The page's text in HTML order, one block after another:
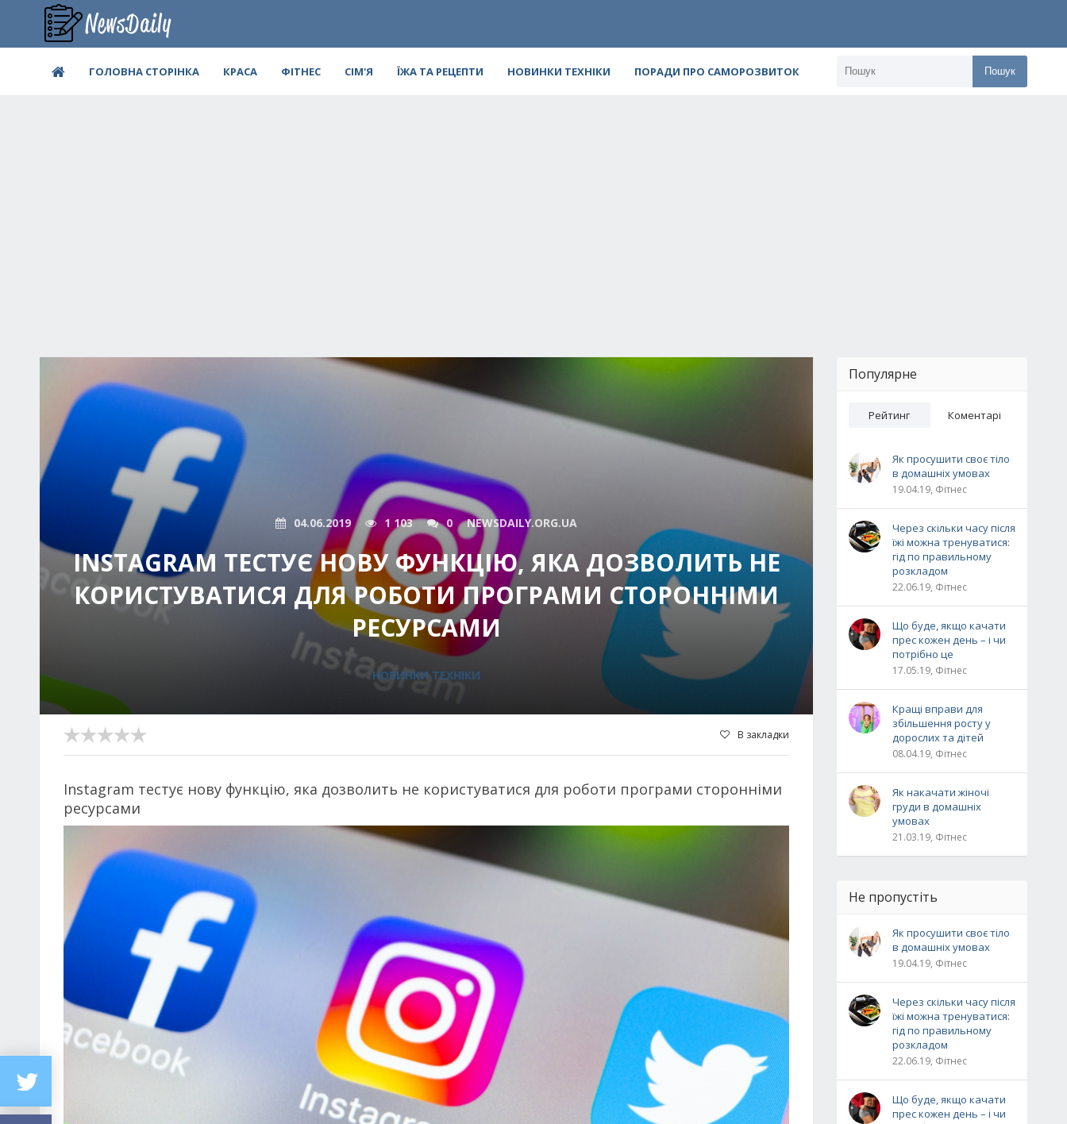
ГОЛОВНА СТОРІНКА КРАСА ФІТНЕС СІМ'Я ЇЖА ТА РЕЦЕПТИ НОВИНКИ ТЕХНІКИ ПОРАДИ ПРО САМОРОЗВИТОК Пошук
04.06.2019 1 103 0 NEWSDAILY.ORG.UA
INSTAGRAM ТЕСТУЄ НОВУ ФУНКЦІЮ, ЯКА ДОЗВОЛИТЬ НЕ
КОРИСТУВАТИСЯ ДЛЯ РОБОТИ ПРОГРАМИ СТОРОННІМИ
РЕСУРСАМИ
НОВИНКИ ТЕХНІКИ
В закладки
Instagram тестує нову функцію, яка дозволить не користуватися для роботи програми сторонніми
ресурсами
Популярне
Рейтинг Коментарі
Як просушити своє тіло
в домашніх умовах
19.04.19, Фітнес
Через скільки часу після
їжі можна тренуватися:
гід по правильному
розкладом
22.06.19, Фітнес
Що буде, якщо качати
прес кожен день – і чи
потрібно це
17.05.19, Фітнес
Кращі вправи для
збільшення росту у
дорослих та дітей
08.04.19, Фітнес
Як накачати жіночі
груди в домашніх
умовах
21.03.19, Фітнес
Не пропустіть
Як просушити своє тіло
в домашніх умовах
19.04.19, Фітнес
Через скільки часу після
їжі можна тренуватися:
гід по правильному
розкладом
22.06.19, Фітнес
Що буде, якщо качати
прес кожен день – і чи